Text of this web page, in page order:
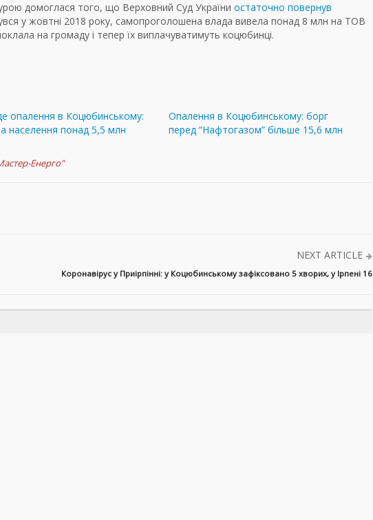
домоглася того, що Верховний Суд України остаточно повернув
у жовтні 2018 року, самопроголошена влада вивела понад 8 млн на ТОВ
на громаду і тепер їх виплачуватимуть коцюбинці.
опалення в Коцюбинському:
населення понад 5,5 млн
Опалення в Коцюбинському: борг
перед “Нафтогазом” більше 15,6 млн
Енерго"
NEXT ARTICLE
Коронавірус у Приірпінні: у Коцюбинському зафіксовано 5 хворих, у Ірпені 16